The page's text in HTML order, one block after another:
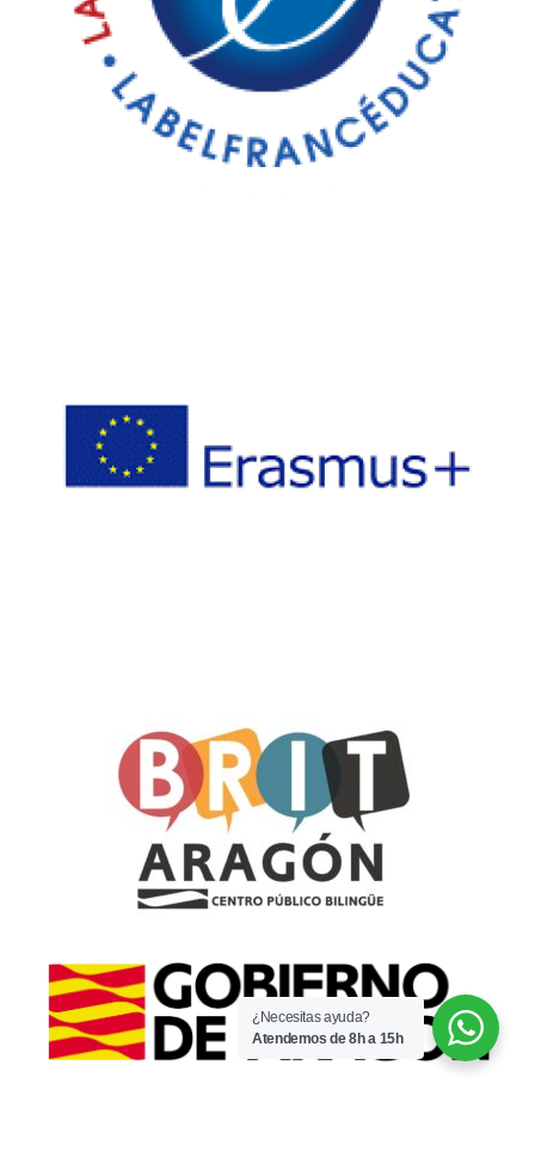
¿Necesitas ayuda?
Atendemos de 8h a 15h